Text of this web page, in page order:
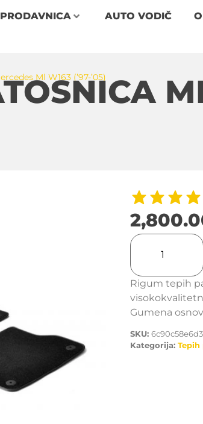
PRODAVNICA AUTO VODIČ
Ml W163 (’97-’05)
Rigum tepih
Gumena
SKU:
Kategorija: Tepih